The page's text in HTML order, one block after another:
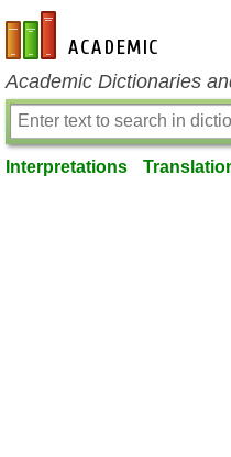
en-academic.com
Academic Dictionaries
Interpretations